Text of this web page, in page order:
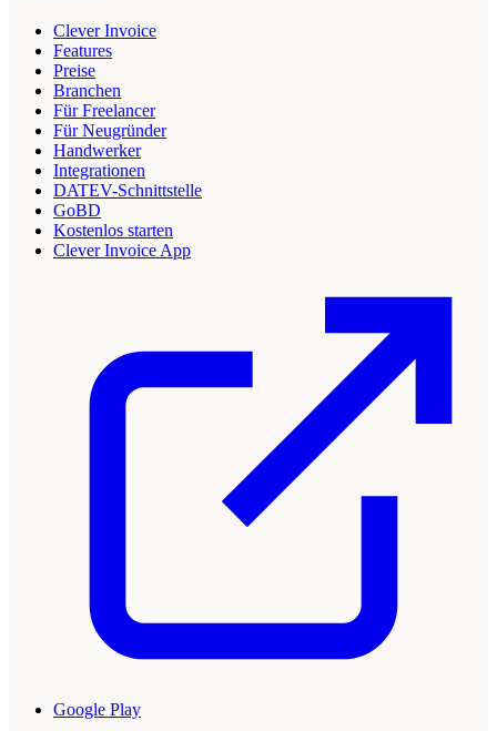
Clever Invoice
Features
Preise
Branchen
Für Freelancer
Für Neugründer
Handwerker
Integrationen
DATEV-Schnittstelle
GoBD
Kostenlos starten
Clever Invoice App
Google Play